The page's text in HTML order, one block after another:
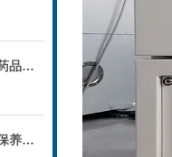
小型台式高低温试验箱可用于药品稳定性的测试
超低温深冷试验箱常用的维护保养方法